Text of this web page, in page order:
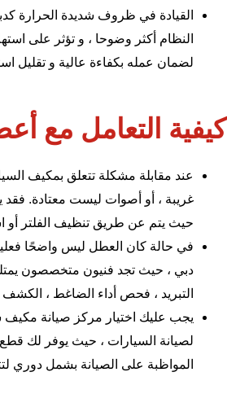
القيادة في ظروف شديدة الحرارة
النظام أكثر وضوحا ، و تؤثر على
لضمان عمله بكفاءة عالية و تقليل
كيفية التعامل مع
عند مقابلة مشكلة تتعلق بمكيف
غريبة ، أو أصوات ليست معتادة.
حيث يتم عن طريق تنظيف الفلتر أو
في حالة كان العطل ليس واضحًا
دبي ، حيث تجد فنيون متخصصون
التبريد ، فحص أداء الضاغط ،
يجب عليك اختيار مركز صيانة
لصيانة السيارات ، حيث يوفر لك
المواظبة على الصيانة بشمل